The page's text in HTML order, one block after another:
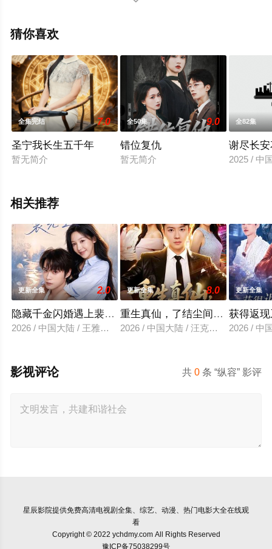
剧情网等平台了解。
猜你喜欢
全集完结 7.0
圣宁我长生五千年
暂无简介
全50集 9.0
错位复仇
暂无简介
全82集
谢尽长
2025 / 中
相关推荐
更新全集 2.0
隐藏千金闪婚遇上裴先生
2026 / 中国大陆 / 王雅清＆朱城玮
更新全集 8.0
重生真仙，了结尘间恩怨
2026 / 中国大陆 / 汪克强＆田诗园
更新全集
获得返
2026 / 中
共0 条 “纵容” 影评
影视评论
星辰影院提供免费高清电视剧全集、综艺、动漫、热门电影大全在线观
看
Copyright © 2022 ychdmy.com All Rights Reserved
豫ICP备75038299号